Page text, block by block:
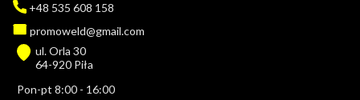
+48 535 608 158
promoweld@gmail.com
ul. Orla 30
64-920 Piła
Pon-pt 8:00 - 16:00